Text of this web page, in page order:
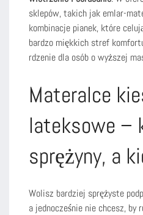
sklepów, takich jak emlar-
kombinacje pianek, które
bardzo miękkich stref
rdzenie dla osób o wyższej
Materalce
lateksowe –
sprężyny, a
Wolisz bardziej sprężyste
a jednocześnie nie chcesz, by